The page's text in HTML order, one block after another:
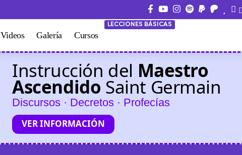
Videos Galería Cursos
LECCIONES BÁSICAS
Instrucción del Maestro
Ascendido Saint Germain
Discursos · Decretos · Profecías
VER INFORMACIÓN